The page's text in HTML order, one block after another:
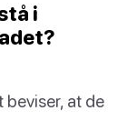
i
beviser, at de